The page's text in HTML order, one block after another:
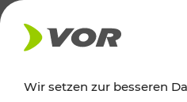
AKTUELLES
Wir setzen zur besseren